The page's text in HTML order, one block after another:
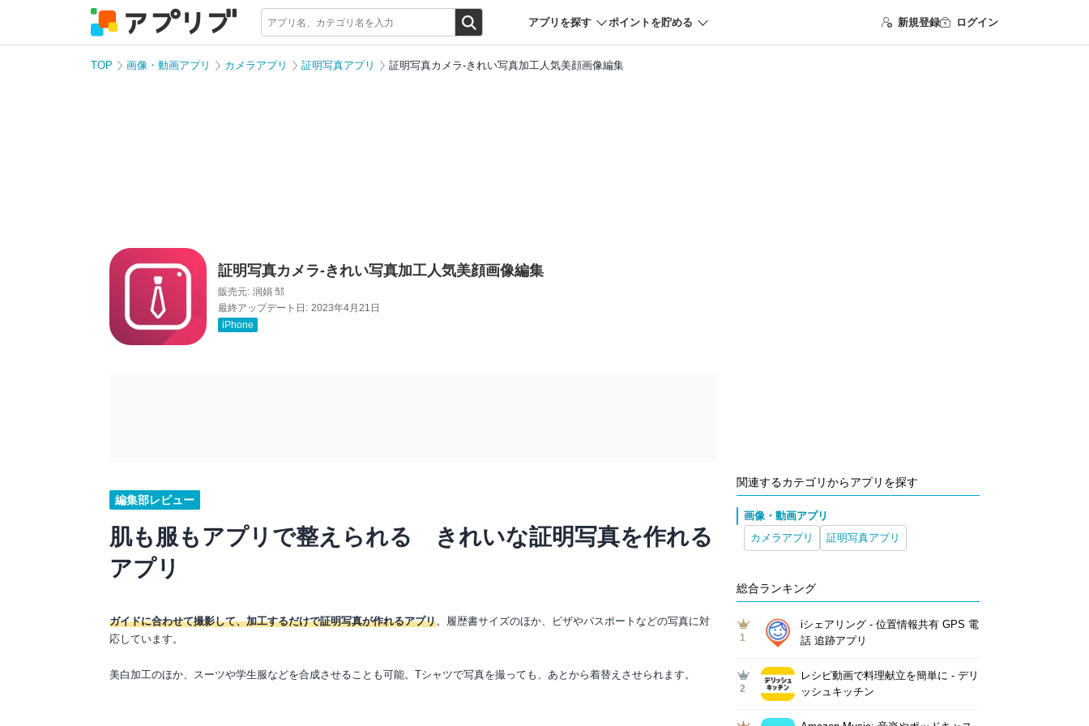
アプリを探す ポイントを貯める 新規登録 ログイン
TOP 画像・動画アプリ カメラアプリ 証明写真アプリ 証明写真カメラ-きれい写真加工人気美顔画像編集
証明写真カメラ-きれい写真加工人気美顔画像編集
販売元: 润娟 邹
最終アップデート日: 2023年4月21日
iPhone
編集部レビュー
肌も服もアプリで整えられる きれいな証明写真を作れる
アプリ
ガイドに合わせて撮影して、加工するだけで証明写真が作れるアプリ。履歴書サイズのほか、ビザやパスポートなどの写真に対
応しています。
美白加工のほか、スーツや学生服などを合成させることも可能。Tシャツで写真を撮っても、あとから着替えさせられます。
関連するカテゴリからアプリを探す
画像・動画アプリ
カメラアプリ
証明写真アプリ
総合ランキング
1
iシェアリング - 位置情報共有 GPS 電
話 追跡アプリ
2
レシピ動画で料理献立を簡単‪に - デリ
ッシュキッチン